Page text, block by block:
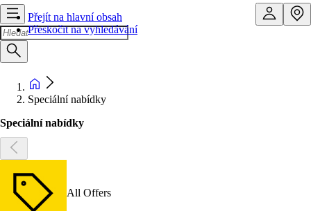
Přejít na hlavní obsah
Přeskočit na vyhledávání
Speciální nabídky
Speciální nabídky
All Offers